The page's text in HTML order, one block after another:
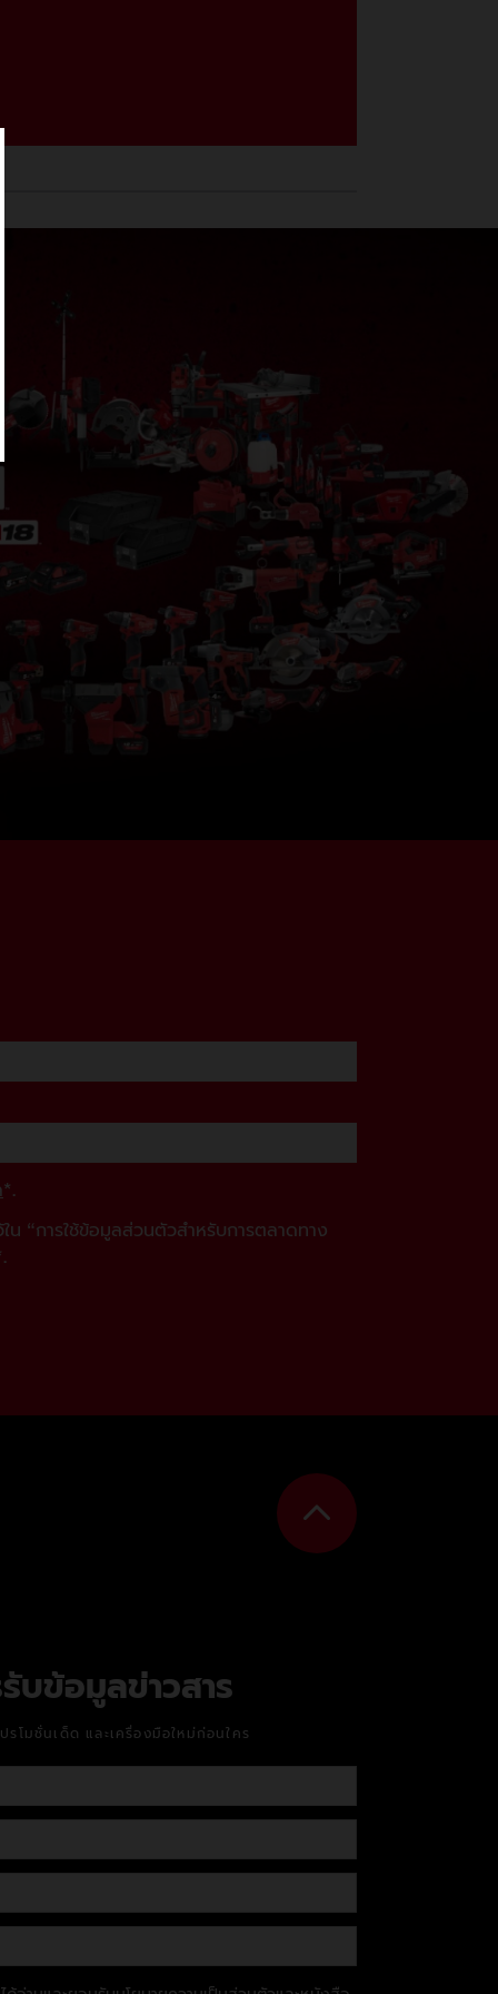
*.
น “การใช้ข้อมูลส่วนตัวสำหรับการตลาดทาง
บข้อมูลข่าวสาร
รโมชั่นเด็ด และเครื่องมือใหม่ก่อนใคร